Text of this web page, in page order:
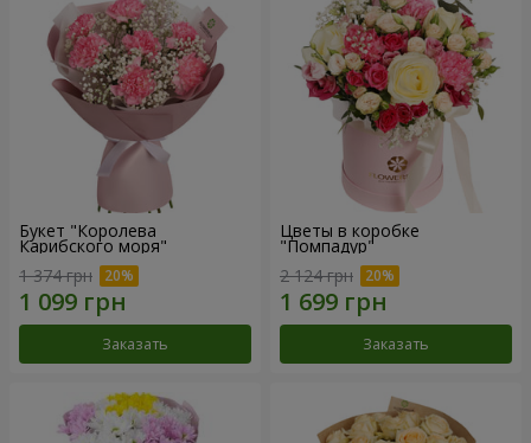
Букет "Королева
Карибского моря"
1 374 грн
Заказать
Цветы в коробке
"Помпадур"
2 124 грн
Заказать